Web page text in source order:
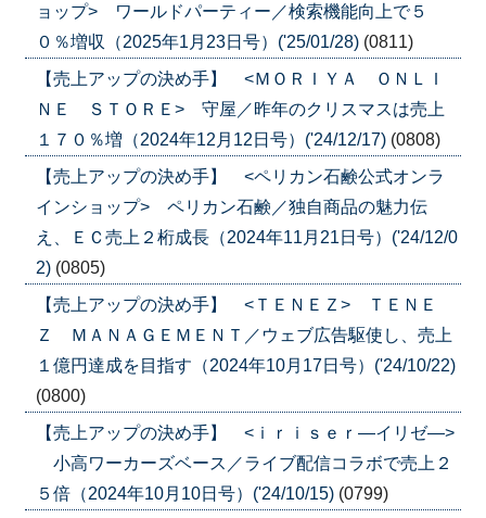
ョップ> ワールドパーティー／検索機能向上で５
０％増収（2025年1月23日号）('25/01/28) (0811)
【売上アップの決め手】 <ＭＯＲＩＹＡ ＯＮＬＩ
ＮＥ ＳＴＯＲＥ> 守屋／昨年のクリスマスは売上
１７０％増（2024年12月12日号）('24/12/17) (0808)
【売上アップの決め手】 <ペリカン石鹸公式オンラ
インショップ> ペリカン石鹸／独自商品の魅力伝
え、ＥＣ売上２桁成長（2024年11月21日号）('24/12/0
2) (0805)
【売上アップの決め手】 <ＴＥＮＥＺ> ＴＥＮＥ
Ｚ ＭＡＮＡＧＥＭＥＮＴ／ウェブ広告駆使し、売上
１億円達成を目指す（2024年10月17日号）('24/10/22)
(0800)
【売上アップの決め手】 <ｉｒｉｓｅｒ―イリゼ―>
小高ワーカーズベース／ライブ配信コラボで売上２
５倍（2024年10月10日号）('24/10/15) (0799)